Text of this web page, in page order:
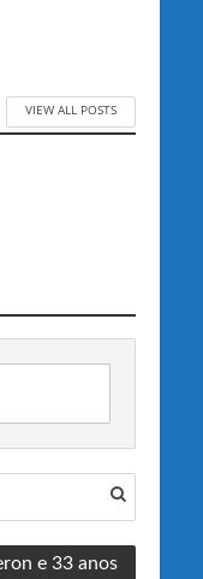
VIEW ALL POSTS
e 33 anos